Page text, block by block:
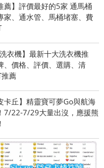
薦】評價最好的5家 通馬桶
家、通水管、馬桶堵塞、費
衣機】最新十大洗衣機推
、價格、評價、選購、清
薦
卡丘】精靈寶可夢Go與航海
7/22-7/29大量出沒，應援熊